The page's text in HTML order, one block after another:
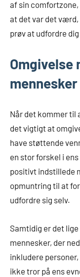
af sin comfortzone,
at det var det
prøv at udfordre
Omgivelse
Når det kommer til
det vigtigt at
have støttende
en stor forskel i
positivt indstillede
opmuntring til at
udfordre sig selv.
Samtidig er det
mennesker, der
inkludere
ikke tror på ens